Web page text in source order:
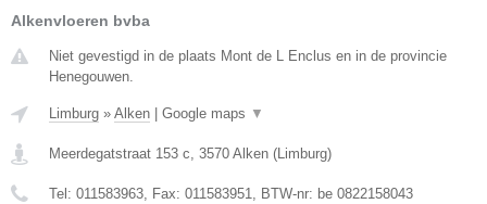
Alkenvloeren bvba
Niet gevestigd in de plaats Mont de L Enclus en in de provincie
Henegouwen.
Limburg » Alken Google maps ▼
Meerdegatstraat 153 c, 3570 Alken (Limburg)
Tel: 011583963, Fax: 011583951, BTW-nr: be 0822158043